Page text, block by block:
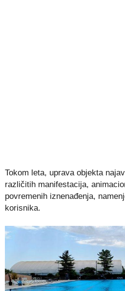
Tokom leta, uprava objekta
različitih manifestacija,
povremenih iznenađenja,
korisnika.